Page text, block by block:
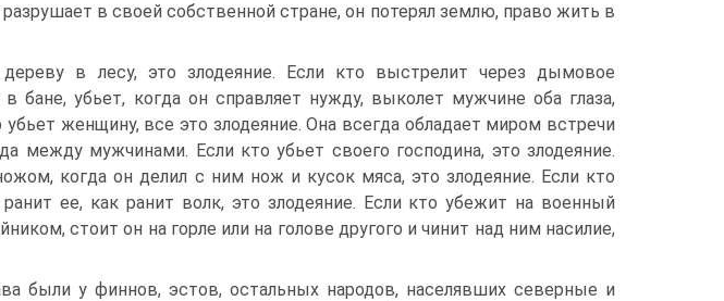
в своей собственной стране, он потерял землю, право жить в
в лесу, это злодеяние. Если кто выстрелит через дымовое
бане, убьет, когда он справляет нужду, выколет мужчине оба глаза,
женщину, все это злодеяние. Она всегда обладает миром встречи
между мужчинами. Если кто убьет своего господина, это злодеяние.
когда он делил с ним нож и кусок мяса, это злодеяние. Если кто
ранит ее, как ранит волк, это злодеяние. Если кто убежит на военный
стоит он на горле или на голове другого и чинит над ним насилие,
были у финнов, эстов, остальных народов, населявших северные и